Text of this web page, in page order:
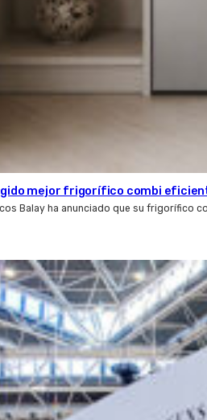
mejor frigorífico combi
Balay ha anunciado que su frigorífico